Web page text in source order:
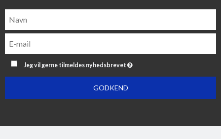
Jeg vil gerne tilmeldes nyhedsbrevet
GODKEND